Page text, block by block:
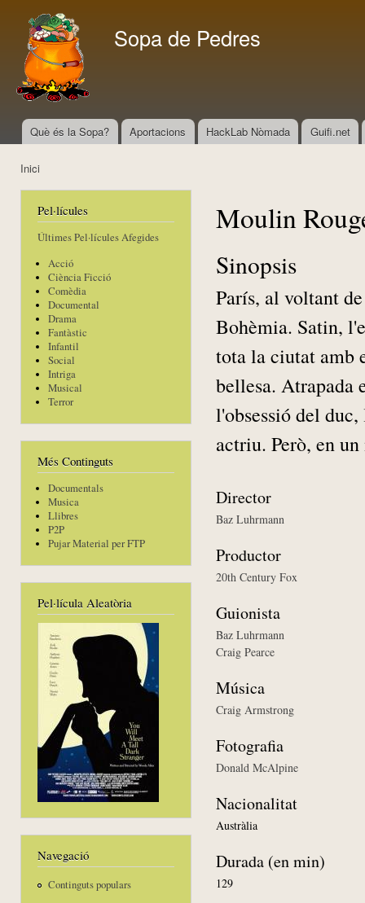
Sopa de Pedres
Menú principal
Què és la Sopa? Aportacions HackLab Nòmada Guifi.net
Inici
Pel·lícules
Últimes Pel·lícules Afegides
Acció
Ciència Ficció
Comèdia
Documental
Drama
Fantàstic
Infantil
Social
Intriga
Musical
Terror
Més Continguts
Documentals
Musica
Llibres
P2P
Pujar Material per FTP
Pel·lícula Aleatòria
Navegació
Continguts populars
Moulin
Sinopsis
París, al voltant
Bohèmia. Satin,
tota la ciutat amb
bellesa. Atrapada
l'obsessió del
actriu. Però, en
Director
Baz Luhrmann
Productor
20th Century Fox
Guionista
Baz Luhrmann
Craig Pearce
Música
Craig Armstrong
Fotografia
Donald McAlpine
Nacionalitat
Austràlia
Durada (en min)
129